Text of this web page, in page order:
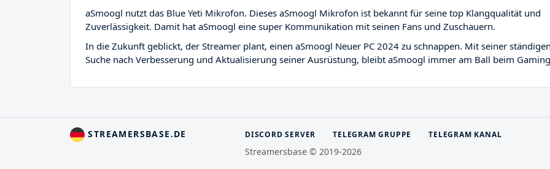
aSmoogl nutzt das Blue Yeti Mikrofon. Dieses aSmoogl Mikrofon ist bekannt für seine top Klangqualität und
Zuverlässigkeit. Damit hat aSmoogl eine super Kommunikation mit seinen Fans und Zuschauern.
In die Zukunft geblickt, der Streamer plant, einen aSmoogl Neuer PC 2024 zu schnappen. Mit seiner ständigen
Suche nach Verbesserung und Aktualisierung seiner Ausrüstung, bleibt aSmoogl immer am Ball beim
STREAMERSBASE.DE DISCORD SERVER TELEGRAM GRUPPE TELEGRAM KANAL
Streamersbase © 2019-2026